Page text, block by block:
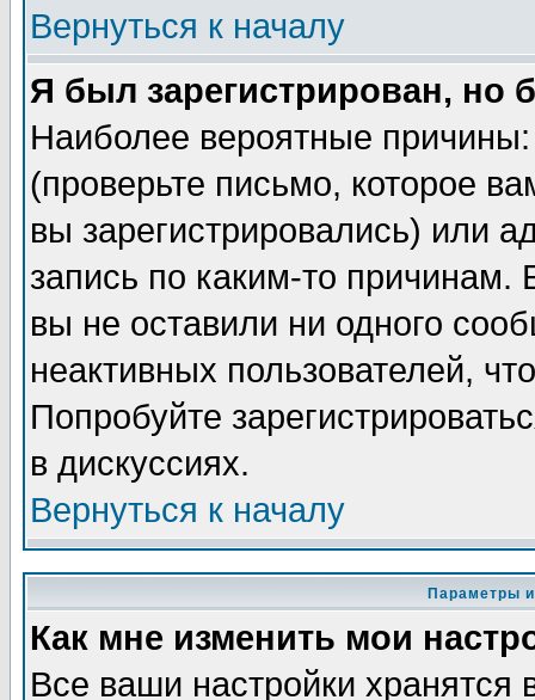
Вернуться к началу
Я был зарегистрирован, но
Наиболее вероятные
(проверьте письмо, которое
вы зарегистрировались) или
запись по каким-то причинам.
вы не оставили ни одного
неактивных пользователей,
Попробуйте
в дискуссиях.
Вернуться к началу
Параметры
Как мне изменить мои
Все ваши настройки хранятся